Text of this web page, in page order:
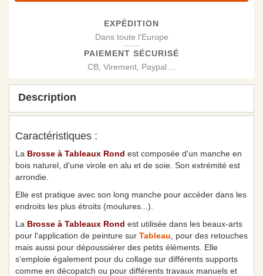
EXPÉDITION
Dans toute l'Europe
PAIEMENT SÉCURISÉ
CB, Virement, Paypal ...
Description
Caractéristiques :
La Brosse à Tableaux Rond est composée d'un manche en
bois naturel, d'une virole en alu et de soie. Son extrémité est
arrondie.
Elle est pratique avec son long manche pour accéder dans les
endroits les plus étroits (moulures...).
La Brosse à Tableaux Rond est utilisée dans les beaux-arts
pour l'application de peinture sur Tableau , pour des retouches
mais aussi pour dépoussiérer des petits éléments. Elle
s'emploie également pour du collage sur différents supports
comme en décopatch ou pour différents travaux manuels et